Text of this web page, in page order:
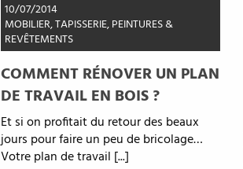
10/07/2014
MOBILIER,TAPISSERIE, PEINTURES &
REVÊTEMENTS
COMMENT RÉNOVER UN PLAN
DE TRAVAIL EN BOIS ?
Et si on profitait du retour des beaux
jours pour faire un peu de bricolage…
Votre plan de travail [...]